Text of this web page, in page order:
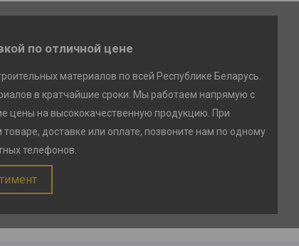
по отличной цене
материалов по всей Республике Беларусь.
в кратчайшие сроки. Мы работаем напрямую с
цены на высококачественную продукцию. При
доставке или оплате, позвоните нам по одному
телефонов.